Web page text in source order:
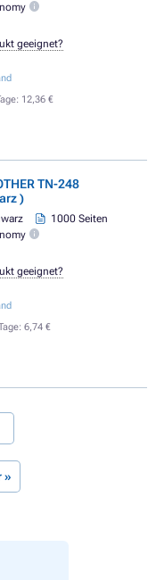
12,36 €
geeignet?
TN-248
)
1000 Seiten
6,74 €
geeignet?
»